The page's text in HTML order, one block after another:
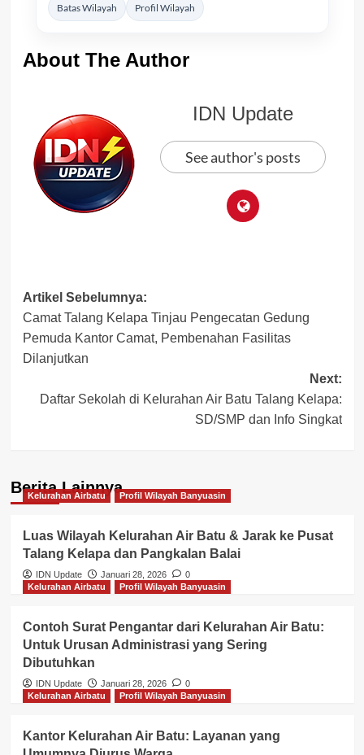
Batas Wilayah Profil Wilayah
About The Author
IDN Update
See author's posts
Post
navigation
Artikel Sebelumnya:
Camat Talang Kelapa Tinjau Pengecatan Gedung
Pemuda Kantor Camat, Pembenahan Fasilitas
Dilanjutkan
Next:
Daftar Sekolah di Kelurahan Air Batu Talang Kelapa:
SD/SMP dan Info Singkat
Berita Lainnya
Kelurahan Airbatu Profil Wilayah Banyuasin
Luas Wilayah Kelurahan Air Batu & Jarak ke Pusat
Talang Kelapa dan Pangkalan Balai
IDN Update Januari 28, 2026
0
Kelurahan Airbatu
Profil Wilayah Banyuasin
Contoh Surat Pengantar dari Kelurahan Air Batu:
Untuk Urusan Administrasi yang Sering
Dibutuhkan
IDN Update Januari 28, 2026
0
Kelurahan Airbatu
Profil Wilayah Banyuasin
Kantor Kelurahan Air Batu: Layanan yang